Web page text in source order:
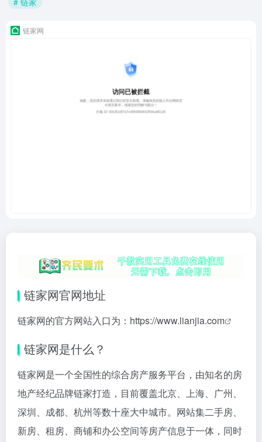
链家网
链家网官网地址
链家网的官方网站入口为： https://www.lianjia.com
链家网是什么？
链家网是一个全国性的综合房产服务平台，由知名的房
地产经纪品牌链家打造，目前覆盖北京、上海、广州、
深圳、成都、杭州等数十座大中城市。网站集二手房、
新房、租房、商铺和办公空间等房产信息于一体，同时